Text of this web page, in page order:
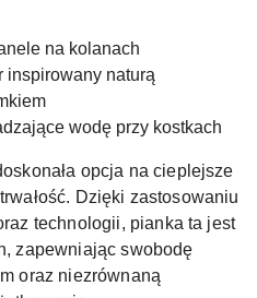
na kolanach
inspirowany naturą
wodę przy kostkach
opcja na cieplejsze
Dzięki zastosowaniu
technologii, pianka ta jest
zapewniając swobodę
oraz niezrównaną